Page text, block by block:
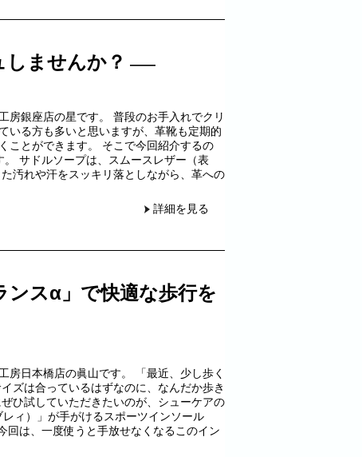
ませんか？
房銀座店の星です。 普段のお手入れでクリ
いる方も多いと思いますが、革靴も定期的
ことができます。 そこで今回紹介するの
サドルソープは、スムースレザー（表
汚れや汗をスッキリ落としながら、革への
詳細を見る
ンスα」で快適な歩行を
房日本橋店の眞山です。 「最近、少し歩く
ズは合っているはずなのに、なんだか歩き
ひ試していただきたいのが、シューケアの
ィ）」が手がけるスポーツインソール
回は、一度使うと手放せなくなるこのイン